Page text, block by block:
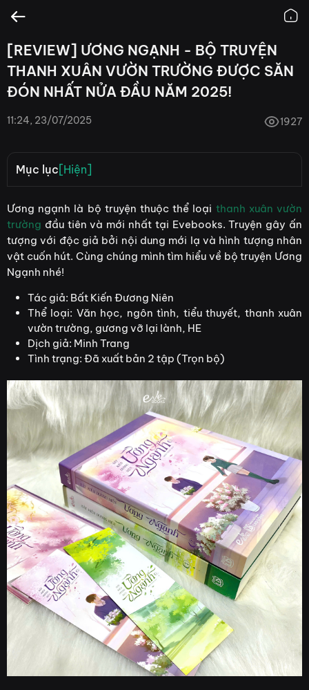
[REVIEW] ƯƠNG NGẠNH - BỘ TRUYỆN
THANH XUÂN VƯỜN TRƯỜNG ĐƯỢC SĂN
ĐÓN NHẤT NỬA ĐẦU NĂM 2025!
11:24, 23/07/2025 1927
Mục lục [Hiện]
Giới thiệu nội dung
Giới thiệu nhân vật
Nam chính: Phó Ngôn Chân
Nữ chính: Tăng Như Sơ
Ương ngạnh là bộ truyện thuộc thể loại thanh xuân vườn
trường đầu tiên và mới nhất tại Evebooks. Truyện gây ấn
tượng với độc giả bởi nội dung mới lạ và hình tượng nhân
vật cuốn hút. Cùng chúng mình tìm hiểu về bộ truyện Ương
Ngạnh nhé!
Tác giả: Bất Kiến Đương Niên
Thể loại: Văn học, ngôn tình, tiểu thuyết, thanh xuân
vườn trường, gương vỡ lại lành, HE
Dịch giả: Minh Trang
Tình trạng: Đã xuất bản 2 tập (Trọn bộ)